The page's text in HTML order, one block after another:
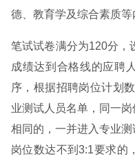
德、教育学及综合素质等
笔试试卷满分为120分，
成绩达到合格线的应聘
序，根据招聘岗位计划
业测试人员名单，同一
相同的，一并进入专业
岗位数达不到3:1要求的